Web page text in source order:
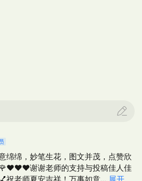
绵绵，妙笔生花，图文并茂，点赞欣
谢谢老师的支持与投稿佳人佳
祝老师夏安吉祥！万事如意... 展开